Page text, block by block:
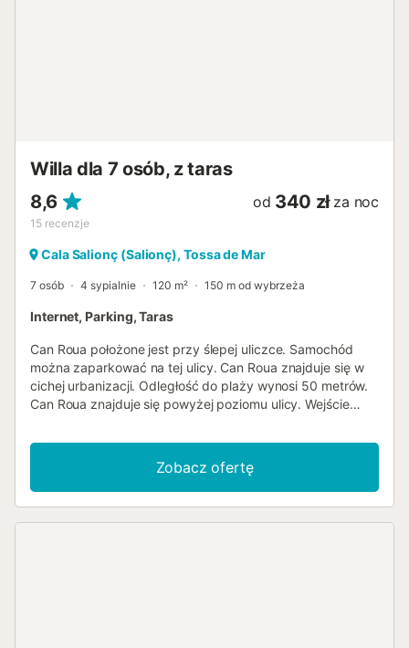
Willa dla 7 osób, z taras
8,6
15 recenzje
od 340 zł za noc
Cala Salionç (Salionç), Tossa de Mar
7 osób 4 sypialnie 120 m² 150 m od wybrzeża
Internet, Parking, Taras
Can Roua położone jest przy ślepej uliczce. Samochód
można zaparkować na tej ulicy. Can Roua znajduje się w
cichej urbanizacji. Odległość do plaży wynosi 50 metrów.
Can Roua znajduje się powyżej poziomu ulicy. Wejście
schody na górę. Can Roua to bliźniak. Wejście: Znajdują
się tu: salon kuchnia jadalnia 4 sypialnie 3 łazienki Wnętrze
Can Roua jest w oryginalnym hiszpańskim stylu i
funkcjonalne. Wnętrze jest jasne, z miłą atmosferą. Z Can
Zobacz ofertę